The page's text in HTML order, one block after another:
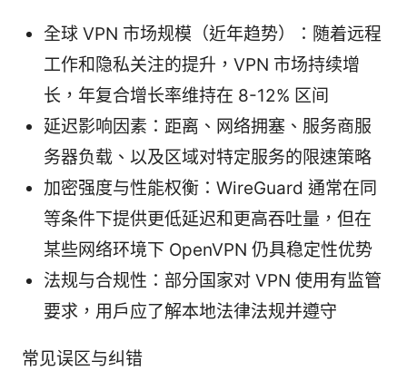
全球 VPN 市场规模（近年趋势）：随着远程
工作和隐私关注的提升，VPN 市场持续增
长，年复合增长率维持在 8-12% 区间
延迟影响因素：距离、网络拥塞、服务商服
务器负载、以及区域对特定服务的限速策略
加密强度与性能权衡：WireGuard 通常在同
等条件下提供更低延迟和更高吞吐量，但在
某些网络环境下 OpenVPN 仍具稳定性优势
法规与合规性：部分国家对 VPN 使用有监管
要求，用户应了解本地法律法规并遵守
常见误区与纠错